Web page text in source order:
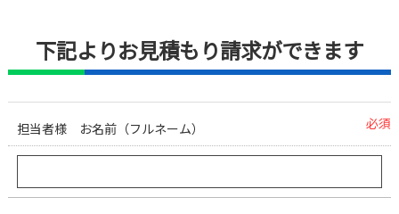
下記よりお見積もり請求ができます
担当者様 お名前（フルネーム） 必須